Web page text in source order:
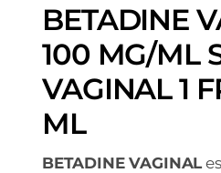
BETADINE
100 MG/ML
VAGINAL 1
ML
BETADINE VAGINAL